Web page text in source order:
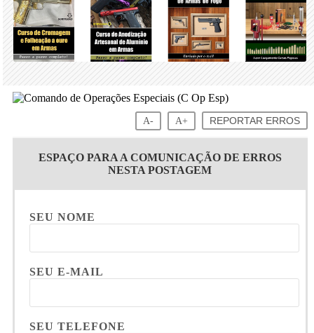
A- A+ REPORTAR ERROS
ESPAÇO PARA A COMUNICAÇÃO DE ERROS
NESTA POSTAGEM
SEU NOME
SEU E-MAIL
SEU TELEFONE